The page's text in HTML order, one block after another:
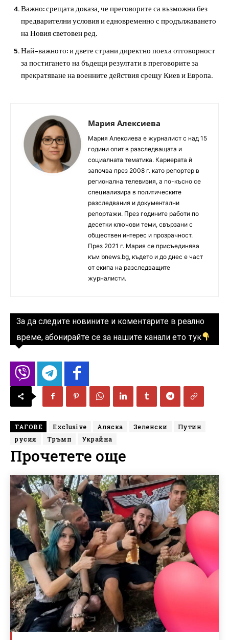
Важно: срещата доказа, че преговорите са възможни без
предварителни условия и едновременно с продължаването
на Новия световен ред.
Най-важното: и двете страни директно поеха отговорност
за постигането на бъдещи резултати в преговорите за
прекратяване на военните действия срещу Киев и Европа.
Мария Алексиева
Мария Алексиева е журналист с над 15
години опит в разследващата и
социалната тематика. Кариерата ѝ
започва през 2008 г. като репортер в
регионална телевизия, а по-късно се
специализира в политическите
разследвания и документални
репортажи. През годините работи по
десетки ключови теми, свързани с
обществен интерес и прозрачност.
През 2021 г. Мария се присъединява
към bnews.bg, където и до днес е част
от екипа на разследващите
журналисти.
За да следите новините и коментарите в реално
време, абонирайте се за нашите канали ето тук
ТАГОВЕ Exclusive Аляска Зеленски
Путин
русия
Тръмп Украйна
Прочетете още